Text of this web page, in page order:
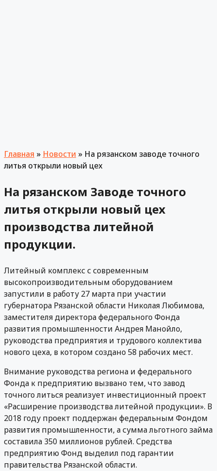
Главная » Новости » На рязанском заводе точного
литья открыли новый цех
На рязанском Заводе точного
литья открыли новый цех
производства литейной
продукции.
Литейный комплекс с современным
высокопроизводительным оборудованием
запустили в работу 27 марта при участии
губернатора Рязанской области Николая Любимова,
заместителя директора федерального Фонда
развития промышленности Андрея Манойло,
руководства предприятия и трудового коллектива
нового цеха, в котором создано 58 рабочих мест.
Внимание руководства региона и федерального
Фонда к предприятию вызвано тем, что завод
точного литься реализует инвестиционный проект
«Расширение производства литейной продукции». В
2018 году проект поддержан федеральным Фондом
развития промышленности, а сумма льготного займа
составила 350 миллионов рублей. Средства
предприятию Фонд выделил под гарантии
правительства Рязанской области.